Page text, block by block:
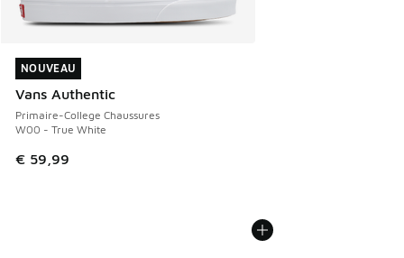
NOUVEAU
Vans Authentic
Primaire-College Chaussures
W00 - True White
€ 59,99
NOUVEAU